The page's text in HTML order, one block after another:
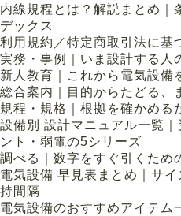
内線規程とは？解説まとめ｜
デックス
利用規約／特定商取引法に基
実務・事例｜いま設計する人
新人教育｜これから電気設備
総合案内｜目的からたどる、
規程・規格｜根拠を確かめる
設備別 設計マニュアル一覧
ント・弱電の5シリーズ
調べる｜数字をすぐ引くため
電気設備 早見表まとめ｜サ
持間隔
電気設備のおすすめアイテム